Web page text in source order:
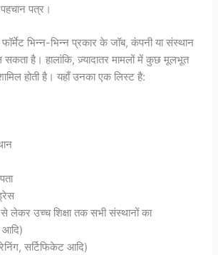
पहचान पत्र।
भिन्न-भिन्न प्रकार के जॉब, कंपनी या संस्थान
है। हालांकि, ज़्यादातर मामलों में कुछ मूलभूत
होती है। यहाँ उनका एक लिस्ट है:
लेकर उच्च शिक्षा तक सभी संस्थानों का
आदि)
सर्टिफिकेट आदि)